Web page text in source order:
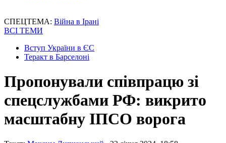
СПЕЦТЕМА: Війна в Ірані
ВСІ ТЕМИ
Вступ України в ЄС
Теракт в Барселоні
Пропонували співпрацю зі
спецслужбами РФ: викрито
масштабну ІПСО ворога